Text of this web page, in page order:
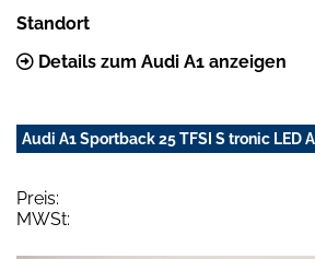
Standort
Details zum Audi A1 anzeigen
Audi A1 Sportback 25 TFSI S tronic LED
Preis:
MWSt: